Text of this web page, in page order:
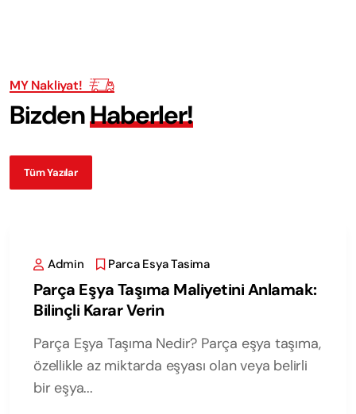
MY Nakliyat!
BizdenHaberler!
Tüm Yazılar
Admin Parca Esya Tasima
Parça Eşya Taşıma Maliyetini Anlamak:
Bilinçli Karar Verin
Parça Eşya Taşıma Nedir? Parça eşya taşıma,
özellikle az miktarda eşyası olan veya belirli
bir eşya...